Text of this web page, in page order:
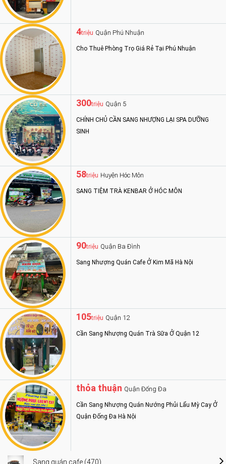
4triệu Quận Phú Nhuận
Cho Thuê Phòng Trọ Giá Rẻ Tại Phú Nhuận
300triệu Quận 5
CHÍNH CHỦ CẦN SANG NHƯỢNG LẠI SPA DƯỠNG
SINH
58triệu Huyện Hóc Môn
SANG TIỆM TRÀ KENBAR Ở HÓC MÔN
90triệu Quận Ba Đình
Sang Nhượng Quán Cafe Ở Kim Mã Hà Nội
105triệu Quận 12
Cần Sang Nhượng Quán Trà Sữa Ở Quận 12
thỏa thuận Quận Đống Đa
Cần Sang Nhượng Quán Nướng Phủi Lẩu Mỳ Cay Ở
Quận Đống Đa Hà Nội
Sang quán cafe (470)